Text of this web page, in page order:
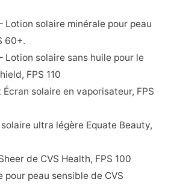
Lotion solaire minérale pour peau
60+.
Lotion solaire sans huile pour le
FPS 110
Écran solaire en vaporisateur, FPS
ultra légère Equate Beauty,
de CVS Health, FPS 100
pour peau sensible de CVS